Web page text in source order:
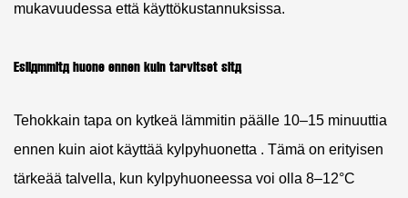
mukavuudessa että käyttökustannuksissa.
Esilämmitä huone ennen kuin tarvitset sitä
Tehokkain tapa on kytkeä lämmitin päälle 10–15 minuuttia
ennen kuin aiot käyttää kylpyhuonetta . Tämä on erityisen
tärkeää talvella, kun kylpyhuoneessa voi olla 8–12°C